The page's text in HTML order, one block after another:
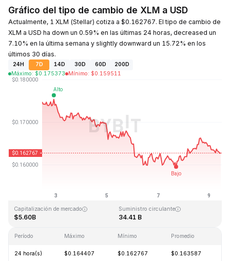
Gráfico del tipo de cambio de XLM a USD
Actualmente, 1 XLM (Stellar) cotiza a $0.162767. El tipo de cambio de
XLM a USD ha down un 0.59% en las últimas 24 horas, decreased un
7.10% en la última semana y slightly downward un 15.72% en los
últimos 30 días.
24H 7D 14D 30D 60D
200D
Máximo: $0.175373 Mínimo: $0.159511
Capitalización de mercado
$5.60B
Suministro circulante
34.41 B
Período Máximo Mínimo Promedio
24 hora(s) $0.164407 $0.162767 $0.163587